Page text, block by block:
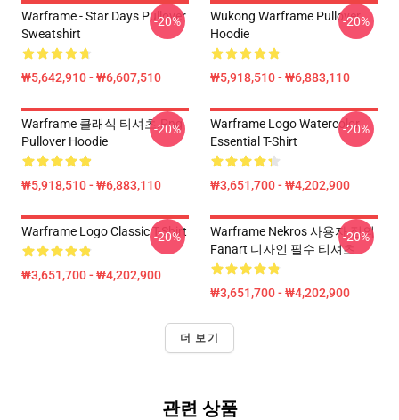
Warframe - Star Days Pullover
Sweatshirt
₩5,642,910 - ₩6,607,510
-20%
Wukong Warframe Pullover
Hoodie
₩5,918,510 - ₩6,883,110
-20%
Warframe 클래식 티셔츠.png
Pullover Hoodie
₩5,918,510 - ₩6,883,110
-20%
Warframe Logo Watercolor
Essential T-Shirt
₩3,651,700 - ₩4,202,900
-20%
Warframe Logo Classic T-Shirt
₩3,651,700 - ₩4,202,900
-20%
Warframe Nekros 사용자 정의
Fanart 디자인 필수 티셔츠
₩3,651,700 - ₩4,202,900
-20%
더 보기
관련 상품